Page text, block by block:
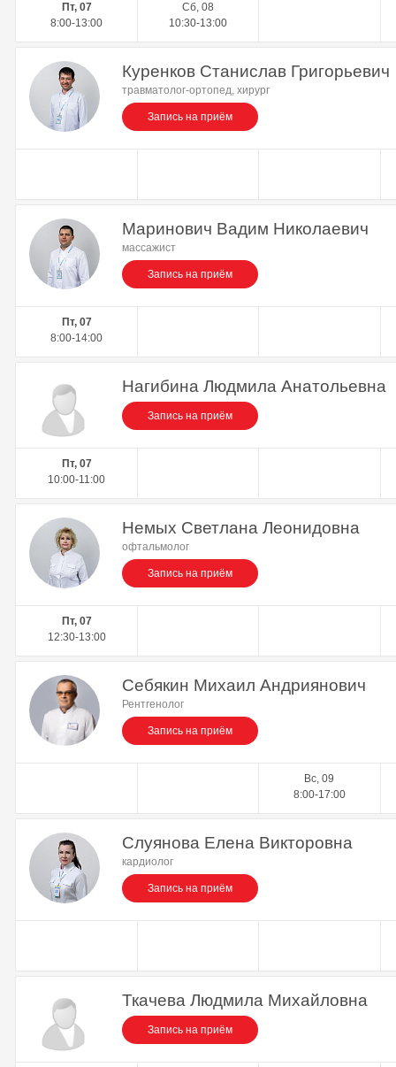
Пт, 07
8:00-13:00
Сб, 08
10:30-13:00
Куренков Станислав Григорьевич
травматолог-ортопед, хирург
Запись на приём
Маринович Вадим Николаевич
массажист
Запись на приём
Пт, 07
8:00-14:00
Нагибина Людмила Анатольевна
Запись на приём
Пт, 07
10:00-11:00
Немых Светлана Леонидовна
офтальмолог
Запись на приём
Пт, 07
12:30-13:00
Себякин Михаил Андриянович
Рентгенолог
Запись на приём
Вс, 09
8:00-17:00
Слуянова Елена Викторовна
кардиолог
Запись на приём
Ткачева Людмила Михайловна
Запись на приём